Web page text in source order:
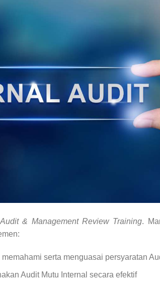
& Management Review Training.
serta menguasai persyaratan
Audit Mutu Internal secara efektif